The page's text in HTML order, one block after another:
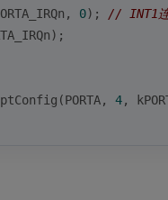
0); // INT1连
4,